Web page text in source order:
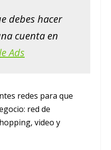
debes hacer
cuenta en
Ads
redes para que
red de
video y